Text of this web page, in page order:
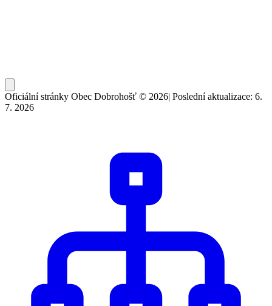
Oficiální stránky Obec Dobrohošť © 2026| Poslední aktualizace: 6.
7. 2026